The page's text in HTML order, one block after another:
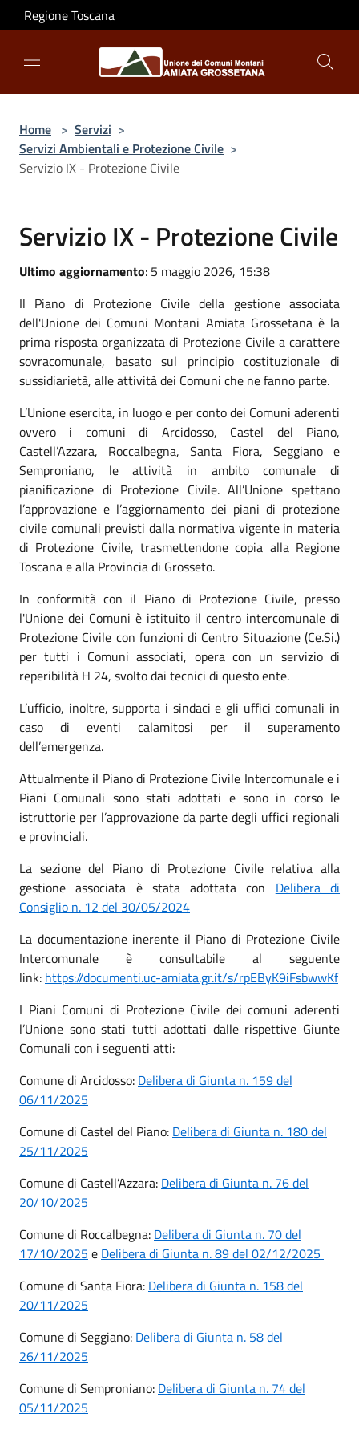
Salta al contenuto principale
Regione Toscana
Home > Servizi >
Servizi Ambientali e Protezione Civile >
Servizio IX - Protezione Civile
Servizio IX - Protezione Civile
Ultimo aggiornamento: 5 maggio 2026, 15:38
Il Piano di Protezione Civile della gestione associata
dell'Unione dei Comuni Montani Amiata Grossetana è la
prima risposta organizzata di Protezione Civile a carattere
sovracomunale, basato sul principio costituzionale di
sussidiarietà, alle attività dei Comuni che ne fanno parte.
L’Unione esercita, in luogo e per conto dei Comuni aderenti
ovvero i comuni di Arcidosso, Castel del Piano,
Castell’Azzara, Roccalbegna, Santa Fiora, Seggiano e
Semproniano, le attività in ambito comunale di
pianificazione di Protezione Civile. All’Unione spettano
l’approvazione e l’aggiornamento dei piani di protezione
civile comunali previsti dalla normativa vigente in materia
di Protezione Civile, trasmettendone copia alla Regione
Toscana e alla Provincia di Grosseto.
In conformità con il Piano di Protezione Civile, presso
l'Unione dei Comuni è istituito il centro intercomunale di
Protezione Civile con funzioni di Centro Situazione (Ce.Si.)
per tutti i Comuni associati, opera con un servizio di
reperibilità H 24, svolto dai tecnici di questo ente.
L’ufficio, inoltre, supporta i sindaci e gli uffici comunali in
caso di eventi calamitosi per il superamento
dell’emergenza.
Attualmente il Piano di Protezione Civile Intercomunale e i
Piani Comunali sono stati adottati e sono in corso le
istruttorie per l’approvazione da parte degli uffici regionali
e provinciali.
La sezione del Piano di Protezione Civile relativa alla
gestione associata è stata adottata con Delibera di
Consiglio n. 12 del 30/05/2024
La documentazione inerente il Piano di Protezione Civile
Intercomunale è consultabile al seguente
link: https://documenti.uc-amiata.gr.it/s/rpEByK9iFsbwwKf
I Piani Comuni di Protezione Civile dei comuni aderenti
l’Unione sono stati tutti adottati dalle rispettive Giunte
Comunali con i seguenti atti:
Comune di Arcidosso: Delibera di Giunta n. 159 del
06/11/2025
Comune di Castel del Piano: Delibera di Giunta n. 180 del
25/11/2025
Comune di Castell’Azzara: Delibera di Giunta n. 76 del
20/10/2025
Comune di Roccalbegna: Delibera di Giunta n. 70 del
17/10/2025 e Delibera di Giunta n. 89 del 02/12/2025
Comune di Santa Fiora: Delibera di Giunta n. 158 del
20/11/2025
Comune di Seggiano: Delibera di Giunta n. 58 del
26/11/2025
Comune di Semproniano: Delibera di Giunta n. 74 del
05/11/2025